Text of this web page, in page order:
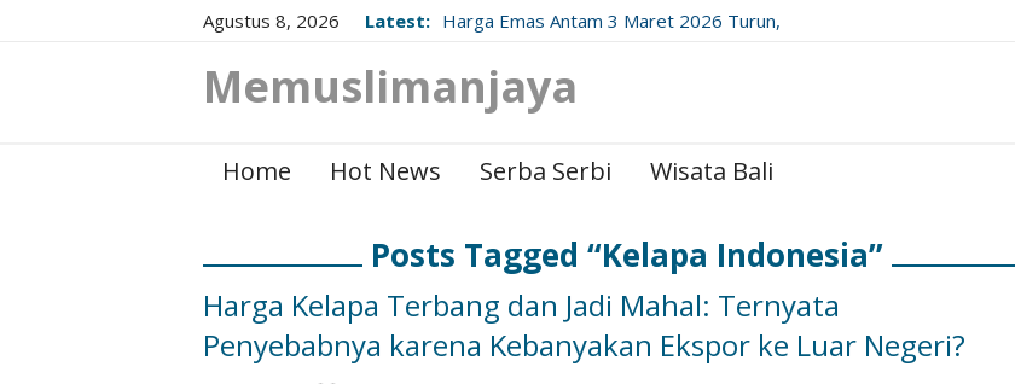
Agustus 8, 2026 Latest: Harga Emas Antam 3 Maret 2026 Turun,
Memuslimanjaya
Home Hot News Serba Serbi Wisata Bali
Posts Tagged “Kelapa Indonesia”
Harga Kelapa Terbang dan Jadi Mahal: Ternyata
Penyebabnya karena Kebanyakan Ekspor ke Luar Negeri?